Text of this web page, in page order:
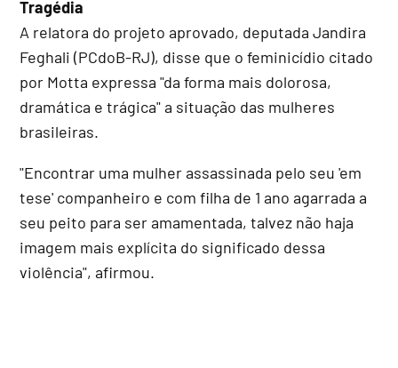
Tragédia
A relatora do projeto aprovado, deputada Jandira
Feghali (PCdoB-RJ), disse que o feminicídio citado
por Motta expressa "da forma mais dolorosa,
dramática e trágica" a situação das mulheres
brasileiras.
"Encontrar uma mulher assassinada pelo seu 'em
tese' companheiro e com filha de 1 ano agarrada a
seu peito para ser amamentada, talvez não haja
imagem mais explícita do significado dessa
violência", afirmou.